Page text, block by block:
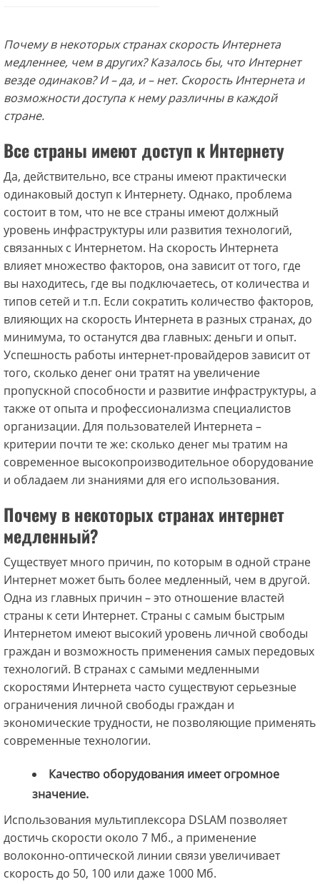
Почему в некоторых странах скорость Интернета
медленнее, чем в других? Казалось бы, что Интернет
везде одинаков? И – да, и – нет. Скорость Интернета и
возможности доступа к нему различны в каждой
стране.
Все страны имеют доступ к Интернету
Да, действительно, все страны имеют практически
одинаковый доступ к Интернету. Однако, проблема
состоит в том, что не все страны имеют должный
уровень инфраструктуры или развития технологий,
связанных с Интернетом. На скорость Интернета
влияет множество факторов, она зависит от того, где
вы находитесь, где вы подключаетесь, от количества и
типов сетей и т.п. Если сократить количество факторов,
влияющих на скорость Интернета в разных странах, до
минимума, то останутся два главных: деньги и опыт.
Успешность работы интернет-провайдеров зависит от
того, сколько денег они тратят на увеличение
пропускной способности и развитие инфраструктуры, а
также от опыта и профессионализма специалистов
организации. Для пользователей Интернета –
критерии почти те же: сколько денег мы тратим на
современное высокопроизводительное оборудование
и обладаем ли знаниями для его использования.
Почему в некоторых странах интернет
медленный?
Существует много причин, по которым в одной стране
Интернет может быть более медленный, чем в другой.
Одна из главных причин – это отношение властей
страны к сети Интернет. Страны с самым быстрым
Интернетом имеют высокий уровень личной свободы
граждан и возможность применения самых передовых
технологий. В странах с самыми медленными
скоростями Интернета часто существуют серьезные
ограничения личной свободы граждан и
экономические трудности, не позволяющие применять
современные технологии.
Качество оборудования имеет огромное
значение.
Использования мультиплексора DSLAM позволяет
достичь скорости около 7 Мб., а применение
волоконно-оптической линии связи увеличивает
скорость до 50, 100 или даже 1000 Мб.